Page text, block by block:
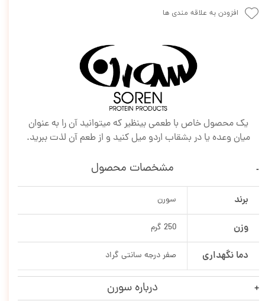
افزودن به علاقه مندی ها
یک محصول خاص با طعمی بینظیر که میتوانید آن را به عنوان
میان وعده یا در بشقاب اردو میل کنید و از طعم آن لذت ببرید.
مشخصات محصول
برند سورن
وزن 250 گرم
دما نگهداری صفر درجه سانتی گراد
درباره سورن